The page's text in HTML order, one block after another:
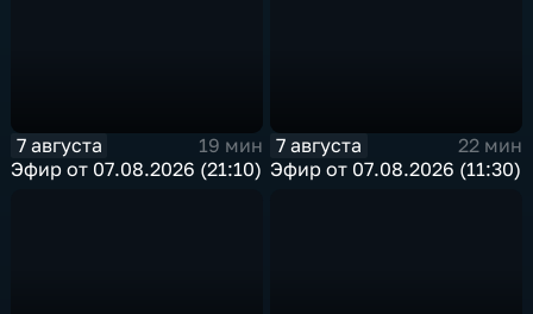
7 августа
19 мин
Эфир от 07.08.2026 (21:10)
7 августа
22 мин
Эфир от 07.08.2026 (11:30)